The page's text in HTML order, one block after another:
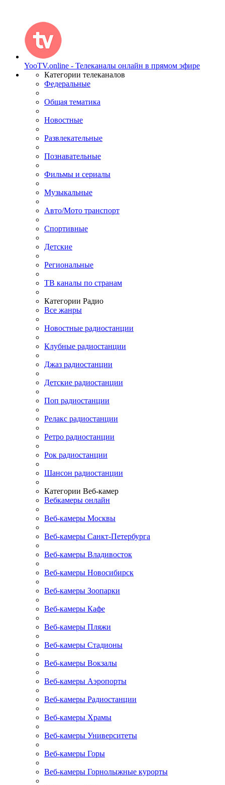
YooTV.online - Телеканалы онлайн в прямом эфире
Категории телеканалов
Федеральные
Общая тематика
Новостные
Развлекательные
Познавательные
Фильмы и сериалы
Музыкальные
Авто/Мото транспорт
Спортивные
Детские
Региональные
ТВ каналы по странам
Категории Радио
Все жанры
Новостные радиостанции
Клубные радиостанции
Джаз радиостанции
Детские радиостанции
Поп радиостанции
Релакс радиостанции
Ретро радиостанции
Рок радиостанции
Шансон радиостанции
Категории Веб-камер
Вебкамеры онлайн
Веб-камеры Москвы
Веб-камеры Санкт-Петербурга
Веб-камеры Владивосток
Веб-камеры Новосибирск
Веб-камеры Зоопарки
Веб-камеры Кафе
Веб-камеры Пляжи
Веб-камеры Стадионы
Веб-камеры Вокзалы
Веб-камеры Аэропорты
Веб-камеры Радиостанции
Веб-камеры Храмы
Веб-камеры Университеты
Веб-камеры Горы
Веб-камеры Горнолыжные курорты